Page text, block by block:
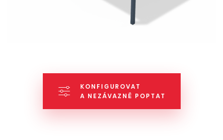
KONFIGUROVAT
A NEZÁVAZNĚ POPTAT